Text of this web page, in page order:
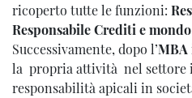
ricoperto tutte le funzioni:
Responsabile Crediti e
Successivamente, dopo l’MBA
la propria attività nel settore
responsabilità apicali in